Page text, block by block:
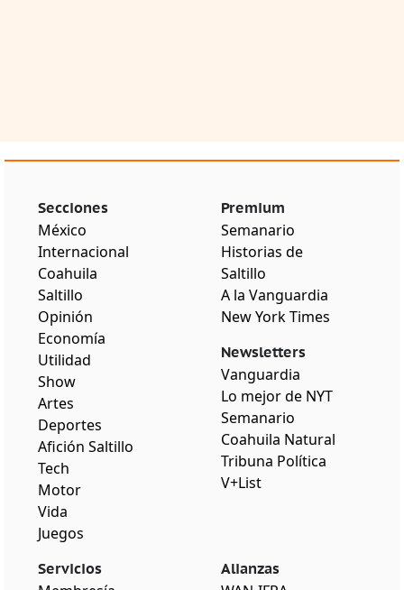
Secciones
México
Internacional
Coahuila
Saltillo
Opinión
Economía
Utilidad
Show
Artes
Deportes
Afición Saltillo
Tech
Motor
Vida
Juegos
Premium
Semanario
Historias de
Saltillo
A la Vanguardia
New York Times
Newsletters
Vanguardia
Lo mejor de NYT
Semanario
Coahuila Natural
Tribuna Política
V+List
Servicios Alianzas